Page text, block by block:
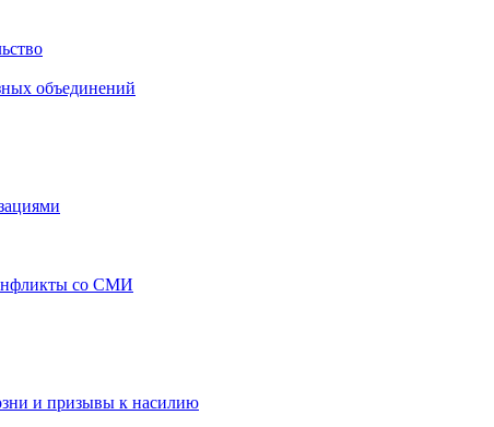
объединений
со СМИ
и призывы к насилию